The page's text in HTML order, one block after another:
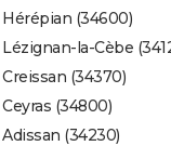
Hérépian (34600)
Lézignan-la-Cèbe
Creissan (34370)
Ceyras (34800)
Adissan (34230)